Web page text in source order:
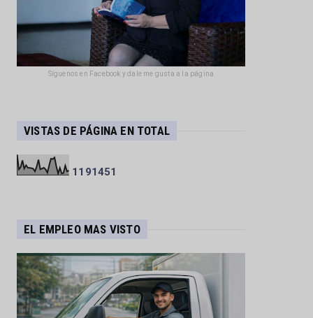
Síguenos en Facebook y dale me gusta a la página
VISTAS DE PÁGINA EN TOTAL
1 1 91451
EL EMPLEO MAS VISTO